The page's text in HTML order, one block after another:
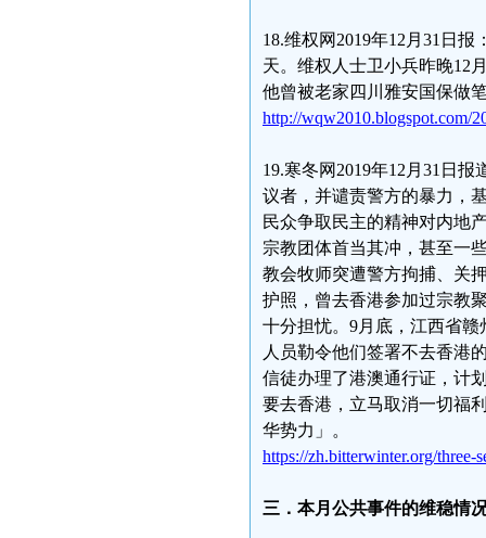
18.维权网2019年12月31日
天。维权人士卫小兵昨晚12
他曾被老家四川雅安国保做
http://wqw2010.blogspot.com/
19.寒冬网2019年12月31日
议者，并谴责警方的暴力，
民众争取民主的精神对内地
宗教团体首当其冲，甚至一
教会牧师突遭警方拘捕、关
护照，曾去香港参加过宗教
十分担忧。9月底，江西省
人员勒令他们签署不去香港
信徒办理了港澳通行证，计
要去香港，立马取消一切福
华势力」。
https://zh.bitterwinter.org/three-
三．本月公共事件的维稳情